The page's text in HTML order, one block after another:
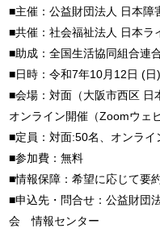
■主催：公益財団法人 日本障
■共催：社会福祉法人 日本ラ
■助成：全国生活協同組合連
■日時：令和7年10月12日 (
■会場：対面（大阪市西区 日
オンライン開催（Zoomウェ
■定員：対面:50名、オンライ
■参加費：無料
■情報保障：希望に応じて要
■申込先・問合せ：公益財団
会 情報センター